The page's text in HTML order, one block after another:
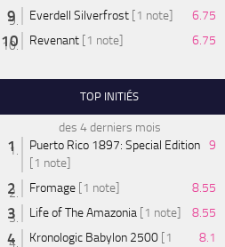
Everdell Silverfrost [1 note]
6.75
Revenant [1 note] 6.75
TOP INITIÉS
des 4 derniers mois
Puerto Rico 1897: Special Edition
[1 note]
9
Fromage [1 note]
8.55
Life of The Amazonia [1 note]
8.55
Kronologic Babylon 2500 [1
8.1